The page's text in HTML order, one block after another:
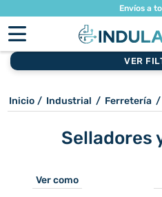
Envíos a
VER
Inicio / Industrial / Ferretería /
Selladores
Ver como